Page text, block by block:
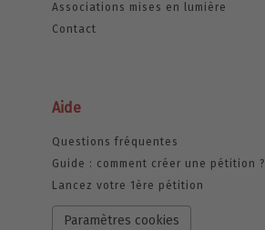
Associations mises en lumière
Contact
Aide
Questions fréquentes
Guide : comment créer une pétition ?
Lancez votre 1ère pétition
Paramètres cookies